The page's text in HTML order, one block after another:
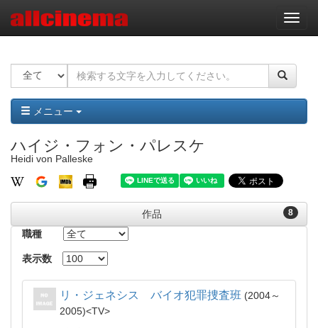
ナ
ビ
ー
ョ
ン
メニュー
ハイジ・フォン・パレスケ
Heidi von Palleske
8
作品
職種
表示数
リ・ジェネシス バイオ犯罪捜査班
2004～
2005
TV